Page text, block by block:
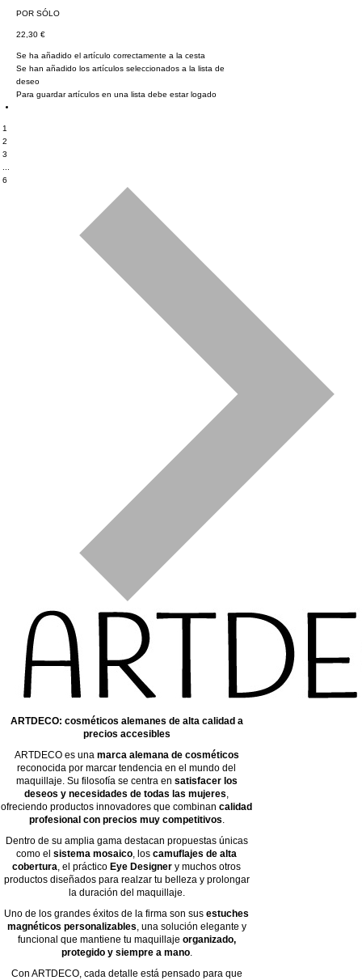
POR SÓLO
22,30 €
Se ha añadido el artículo correctamente a la cesta
Se han añadido los artículos seleccionados a la lista de
deseo
Para guardar artículos en una lista debe estar logado
1
2
3
6
ARTDECO: cosméticos alemanes de alta calidad a
precios accesibles
ARTDECO es una marca alemana de cosméticos
reconocida por marcar tendencia en el mundo del
maquillaje. Su filosofía se centra en satisfacer los
deseos y necesidades de todas las mujeres,
ofreciendo productos innovadores que combinancalidad
profesional con precios muy competitivos.
Dentro de su amplia gama destacan propuestas únicas
como elsistema mosaico, loscamuflajes de alta
cobertura, el práctico Eye Designer y muchos otros
productos diseñados para realzar tu belleza y prolongar
la duración del maquillaje.
Uno de los grandes éxitos de la firma son susestuches
magnéticos personalizables, una solución elegante y
funcional que mantiene tu maquillaje organizado,
protegido y siempre a mano.
Con ARTDECO, cada detalle está pensado para que